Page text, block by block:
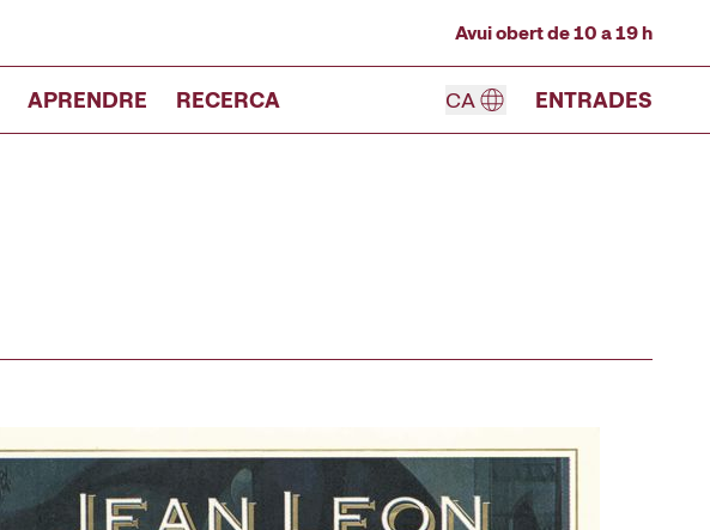
Avui obert de 10 a 19 h
APRENDRE RECERCA CA ENTRADES